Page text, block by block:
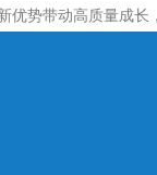
优势带动高质量成长